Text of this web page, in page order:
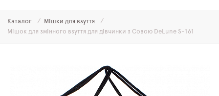
МОЛОДІЖНІ РЮКЗАКИ
Каталог
Мішки для взуття
Мішок для змінного взуття для дівчинки з Совою DeLune S-161